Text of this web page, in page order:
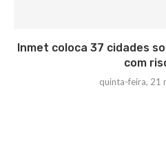
Inmet coloca 37 cidades
com
quinta-feira, 21